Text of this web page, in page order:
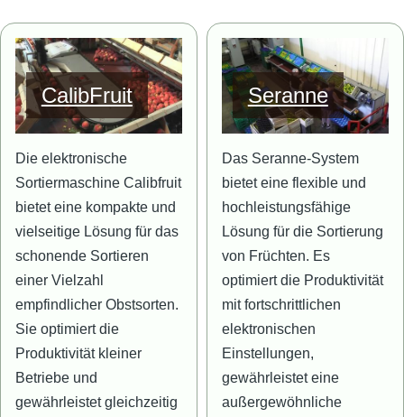
Bild
CalibFruit
Die elektronische
Sortiermaschine Calibfruit
bietet eine kompakte und
vielseitige Lösung für das
schonende Sortieren
einer Vielzahl
empfindlicher Obstsorten.
Sie optimiert die
Produktivität kleiner
Betriebe und
gewährleistet gleichzeitig
Bild
Seranne
Das Seranne-System
bietet eine flexible und
hochleistungsfähige
Lösung für die Sortierung
von Früchten. Es
optimiert die Produktivität
mit fortschrittlichen
elektronischen
Einstellungen,
gewährleistet eine
außergewöhnliche